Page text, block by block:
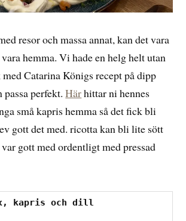
resor och massa annat, kan det vara
hemma. Vi hade en helg helt utan
Catarina Königs recept på dipp
passa perfekt.Härhittar ni hennes
små kapris hemma så det fick bli
gott det med. ricotta kan bli lite sött
gott med ordentligt med pressad
kapris och dill